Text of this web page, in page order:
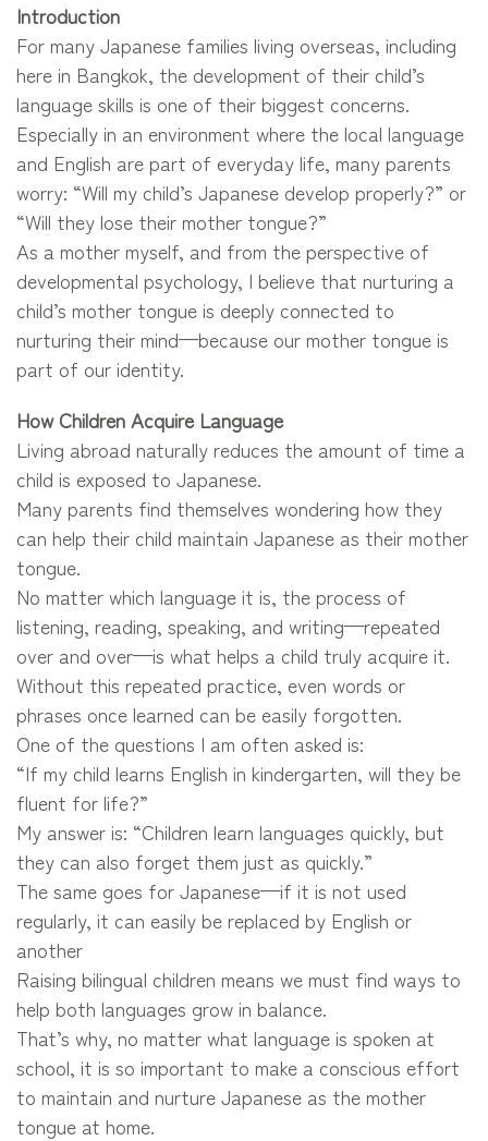
Introduction
For many Japanese families living overseas, including
here in Bangkok, the development of their child’s
language skills is one of their biggest concerns.
Especially in an environment where the local language
and English are part of everyday life, many parents
worry: “Will my child’s Japanese develop properly?” or
“Will they lose their mother tongue?”
As a mother myself, and from the perspective of
developmental psychology, I believe that nurturing a
child’s mother tongue is deeply connected to
nurturing their mind—because our mother tongue is
part of our identity.
How Children Acquire Language
Living abroad naturally reduces the amount of time a
child is exposed to Japanese.
Many parents find themselves wondering how they
can help their child maintain Japanese as their mother
tongue.
No matter which language it is, the process of
listening, reading, speaking, and writing—repeated
over and over—is what helps a child truly acquire it.
Without this repeated practice, even words or
phrases once learned can be easily forgotten.
One of the questions I am often asked is:
“If my child learns English in kindergarten, will they be
fluent for life?”
My answer is: “Children learn languages quickly, but
they can also forget them just as quickly.”
The same goes for Japanese—if it is not used
regularly, it can easily be replaced by English or
another
Raising bilingual children means we must find ways to
help both languages grow in balance.
That’s why, no matter what language is spoken at
school, it is so important to make a conscious effort
to maintain and nurture Japanese as the mother
tongue at home.